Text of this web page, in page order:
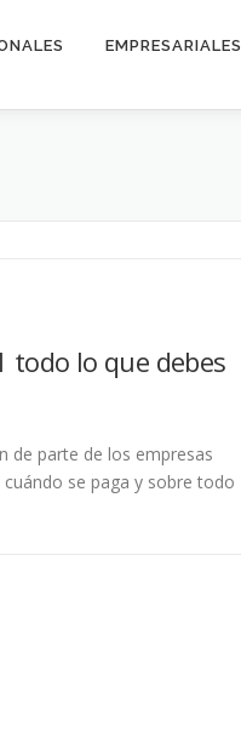
EMPRESARIALES
todo lo que debes
de parte de los empresas
se paga y sobre todo